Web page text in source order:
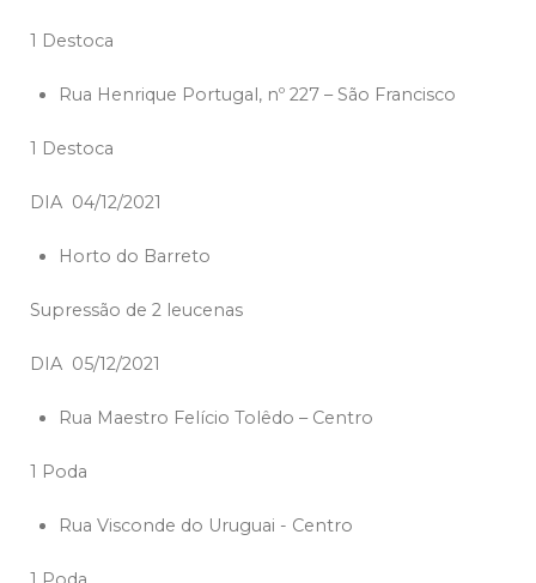
1 Destoca
Rua Henrique Portugal, nº 227 – São Francisco
1 Destoca
DIA 04/12/2021
Horto do Barreto
Supressão de 2 leucenas
DIA 05/12/2021
Rua Maestro Felício Tolêdo – Centro
1 Poda
Rua Visconde do Uruguai - Centro